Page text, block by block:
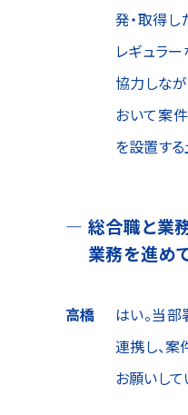
発・取得
レギュラ
協力しな
おいて案
を設置す
総合職と業
業務を進め
高橋
はい。当
連携し、
お願いし